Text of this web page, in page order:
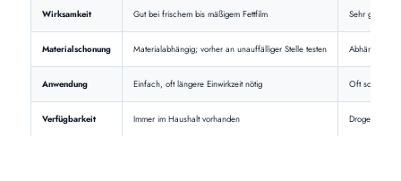
Wirksamkeit Gut bei frischem bis mäßigem Fettfilm Sehr gut bei
Materialschonung Materialabhängig; vorher an unauffälliger Stelle testen Abhängig
Anwendung Einfach, oft längere Einwirkzeit nötig Oft schneller,
Verfügbarkeit Immer im Haushalt vorhanden Drogerie,